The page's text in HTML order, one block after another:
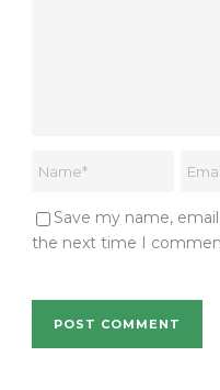
Save my name,
the next time I